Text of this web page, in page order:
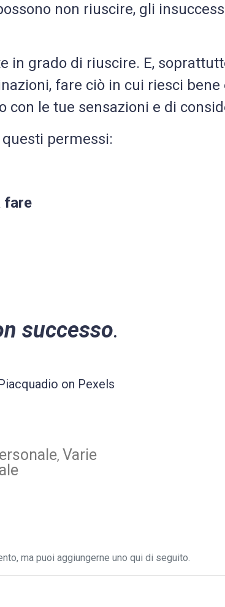
non riuscire, gli
in grado di riuscire. E,
fare ciò in cui riesci
con le tue sensazioni e di
permessi:
fare
successo.
on Pexels
, Varie
ma puoi aggiungerne uno qui di seguito.